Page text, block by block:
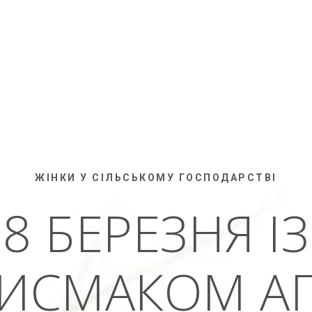
ЖІНКИ У СІЛЬСЬКОМУ ГОСПОДАРСТВІ
8 БЕРЕЗНЯ ІЗ